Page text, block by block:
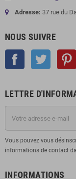
Adresse: 37 rue du
NOUS SUIVRE
Facebook Twitter
LETTRE
Vous pouvez vous
informations de contact
INFORMATIONS